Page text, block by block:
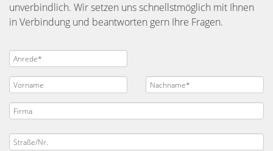
unverbindlich. Wir setzen uns schnellstmöglich mit Ihnen
in Verbindung und beantworten gern Ihre Fragen.